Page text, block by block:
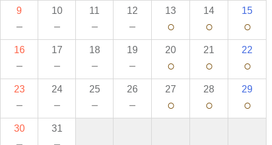
9
－
10
－
11
－
12
－
13
○
14
○
15
○
16
－
17
－
18
－
19
－
20
○
21
○
22
○
23
－
24
－
25
－
26
－
27
○
28
○
29
○
30 31